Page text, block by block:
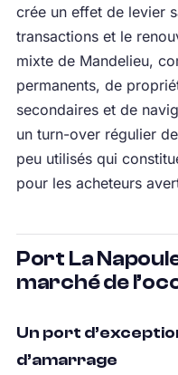
crée un effet de levier
transactions et le
mixte de Mandelieu,
permanents, de
secondaires et de
un turn-over régulier
peu utilisés qui
pour les acheteurs
Port La
marché de
Un port
d’amarrage